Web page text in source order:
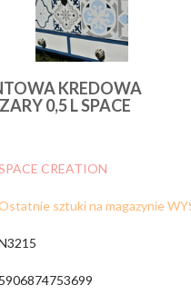
KREDOWA
0,5 L SPACE
CREATION
sztuki na magazynie
5906874753699